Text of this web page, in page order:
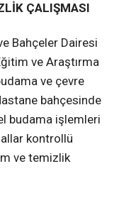
ÇALIŞMASI
Bahçeler Dairesi
ve Araştırma
ve çevre
bahçesinde
budama işlemleri
kontrollü
ve temizlik